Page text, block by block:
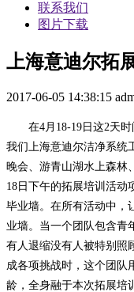
联系我们
图片下载
上海意迪尔拓
2017-06-05 14:38:15
在4月18-19日这2天
我们上海意迪尔洁净系统
晚会、游青山湖水上森林
18日下午的拓展培训活动
毕业墙。在所有活动中，
业墙。当一个团队包含青
有人退缩没有人被特别照
成各项挑战时，这个团队
龄，全身融于本次拓展培